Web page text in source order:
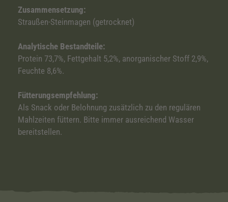
Zusammensetzung:
Straußen-Steinmagen (getrocknet)
Analytische Bestandteile:
Protein 73,7%, Fettgehalt 5,2%, anorganischer Stoff 2,9%,
Feuchte 8,6%.
Fütterungsempfehlung:
Als Snack oder Belohnung zusätzlich zu den regulären
Mahlzeiten füttern. Bitte immer ausreichend Wasser
bereitstellen.